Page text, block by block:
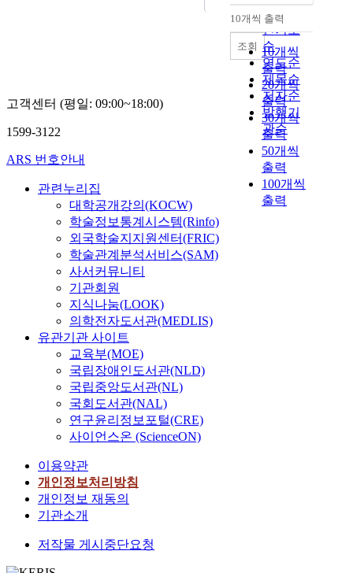
순
인기도
순
연도순
제목순
저자순
발행기
관순
내림차순
10개씩 출력
10개씩
출력
20개씩
출력
30개씩
출력
50개씩
출력
100개씩
출력
조회
고객센터 (평일: 09:00~18:00)
1599-3122
ARS 번호안내
관련누리집
대학공개강의(KOCW)
학술정보통계시스템(Rinfo)
외국학술지지원센터(FRIC)
학술관계분석서비스(SAM)
사서커뮤니티
기관회원
지식나눔(LOOK)
의학전자도서관(MEDLIS)
유관기관 사이트
교육부(MOE)
국립장애인도서관(NLD)
국립중앙도서관(NL)
국회도서관(NAL)
연구윤리정보포털(CRE)
사이언스온 (ScienceON)
이용약관
개인정보처리방침
개인정보 재동의
기관소개
저작물 게시중단요청